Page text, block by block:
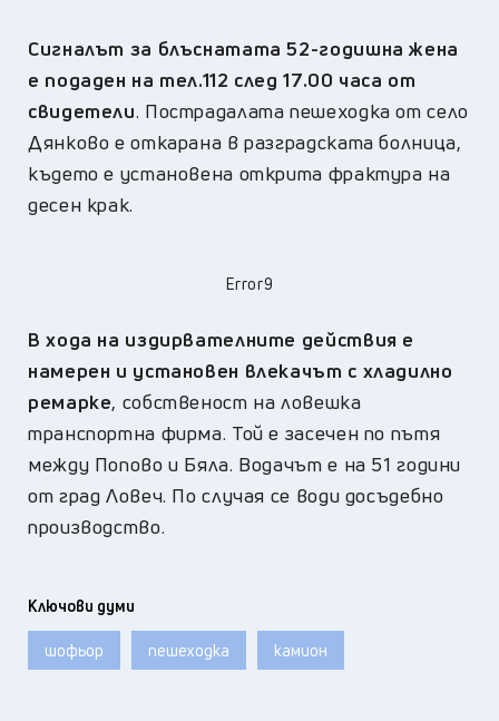
Сигналът за блъснатата 52-годишна жена
е подаден на тел.112 след 17.00 часа от
свидетели. Пострадалата пешеходка от село
Дянково е откарана в разградската болница,
където е установена открита фрактура на
десен крак.
Error9
В хода на издирвателните действия е
намерен и установен влекачът с хладилно
ремарке, собственост на ловешка
транспортна фирма. Той е засечен по пътя
между Попово и Бяла. Водачът е на 51 години
от град Ловеч. По случая се води досъдебно
производство.
Ключови думи
шофьор пешеходка камион